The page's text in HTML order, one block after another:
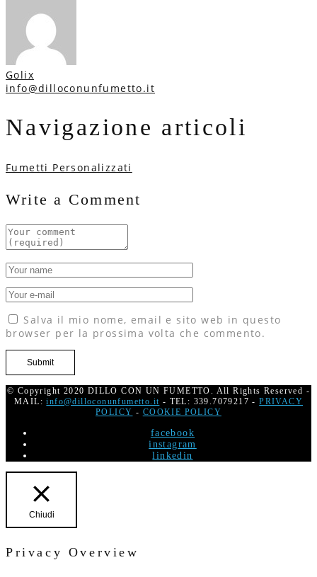
Golix
info@dilloconunfumetto.it
Navigazione articoli
Fumetti Personalizzati
Write a Comment
Salva il mio nome, email e sito web in questo
browser per la prossima volta che commento.
© Copyright 2020 DILLO CON UN FUMETTO. All Rights Reserved -
MAIL:info@dilloconunfumetto.it - TEL: 339.7079217 -PRIVACY
POLICY - COOKIE POLICY
facebook
instagram
linkedin
Chiudi
Privacy Overview